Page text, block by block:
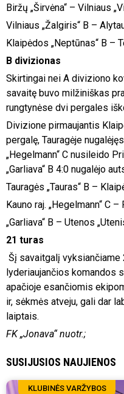
Biržų „Širvėna“ – Vilniaus
Vilniaus „Žalgiris“ B –
Klaipėdos „Neptūnas“ B –
B divizionas
Skirtingai nei A diviziono
savaitę buvo milžiniškas
rungtynėse dvi pergales
Divizione pirmaujantis
pergalę, Tauragėje
„Hegelmann“ C nusileido
„Garliava“ B 4:0 nugalėjo
Tauragės „Tauras“ B –
Kauno raj. „Hegelmann“ C
„Garliava“ B – Utenos
21 turas
Šį savaitgalį
lyderiaujančios komandos
apačioje esančiomis
ir, sėkmės atveju, gali dar
laiptais.
FK „Jonava“ nuotr.;
SUSIJUSIOS NAUJIENOS
KLUBINĖS VARŽYBOS